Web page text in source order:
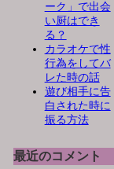
ーク」で出会
い厨はでき
る？
カラオケで性
行為をしてバ
レた時の話
遊び相手に告
白された時に
振る方法
最近のコメント